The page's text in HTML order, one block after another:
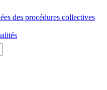
des procédures collectives